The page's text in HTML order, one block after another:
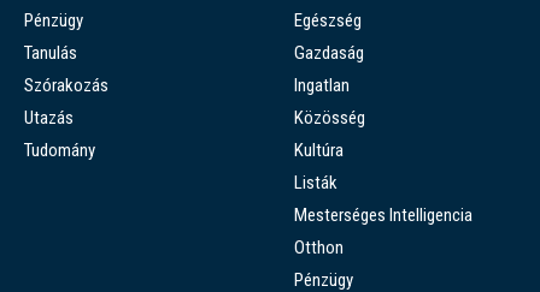
Pénzügy
Tanulás
Szórakozás
Utazás
Tudomány
Egészség
Gazdaság
Ingatlan
Közösség
Kultúra
Listák
Mesterséges Intelligencia
Otthon
Pénzügy